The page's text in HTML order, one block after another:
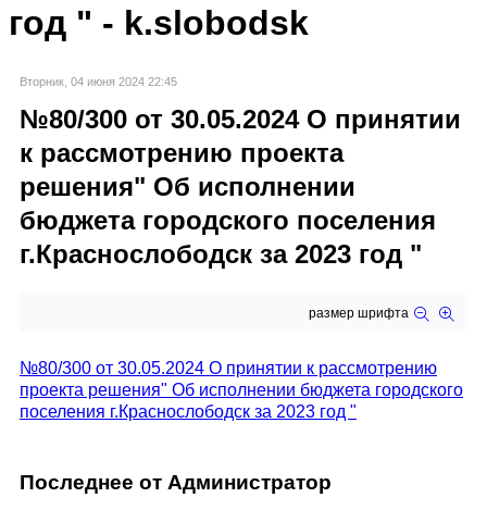
год " - k.slobodsk
Вторник, 04 июня 2024 22:45
№80/300 от 30.05.2024 О принятии
к рассмотрению проекта
решения" Об исполнении
бюджета городского поселения
г.Краснослободск за 2023 год "
размер шрифта
№80/300 от 30.05.2024 О принятии к рассмотрению
проекта решения" Об исполнении бюджета городского
поселения г.Краснослободск за 2023 год "
Последнее от Администратор